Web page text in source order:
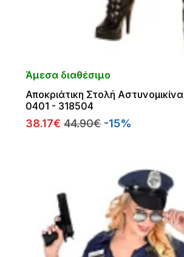
Άμεσα διαθέσιμο
Αποκριάτικη Στολή Αστυνομικίνα
0401 - 318504
38.17€ 44.90€ -15%